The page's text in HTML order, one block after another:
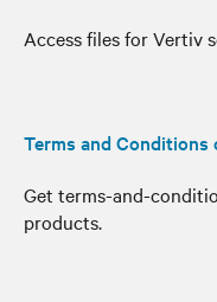
Access files for Vertiv
Terms and Conditions
Get terms-and-
products.